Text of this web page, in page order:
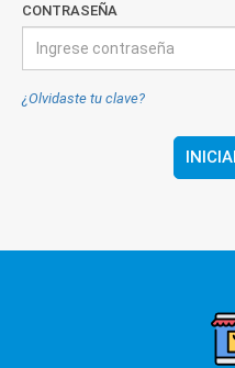
CONTRASEÑA
¿Olvidaste tu clave?